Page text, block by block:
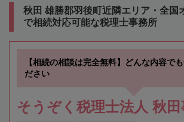
秋田 雄勝郡羽後町近隣エリア・全国
で相続対応可能な税理士事務所
【相続の相談は完全無料】どんな内容で
ださい
そうぞく税理士法人 秋